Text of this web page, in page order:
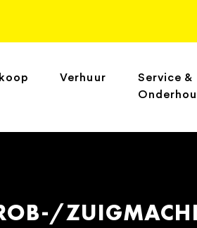
Verhuur
Service &